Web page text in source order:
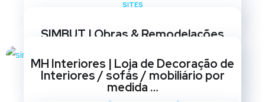
SITES
SIMBUT | Obras & Remodelações
SOCIAIS /MARKETING OPTIMIZAÇÃO SEO/ REDESIGN DE
SITES
MH Interiores | Loja de Decoração de
Interiores / sofás / mobiliário por
medida …